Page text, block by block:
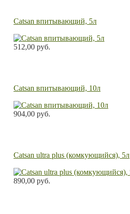
Catsan впитывающий, 5л
512,00 руб.
Catsan впитывающий, 10л
904,00 руб.
Catsan ultra plus (комкующийся), 5л
890,00 руб.